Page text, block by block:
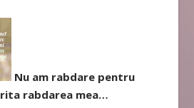
Nu am rabdare pentru
rabdarea mea…